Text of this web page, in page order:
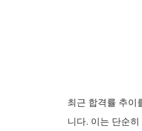
최근 합격률 추이
니다. 이는 단순